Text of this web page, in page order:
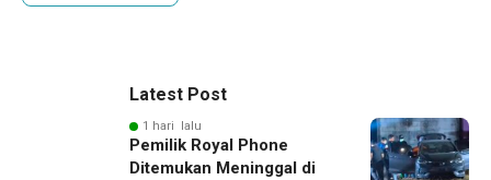
Latest Post
1 hari lalu
Pemilik Royal Phone
Ditemukan Meninggal di